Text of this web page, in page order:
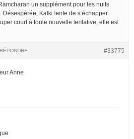
un supplément pour les nuits
Kalki tente de s’échapper.
court à toute nouvelle tentative, elle est
#33775
RÉPONDRE
Anne